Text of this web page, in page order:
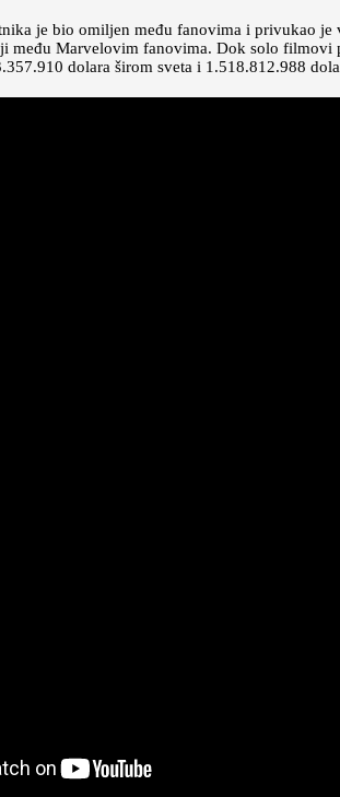
je bio omiljen među fanovima i privukao
među Marvelovim fanovima. Dok solo
dolara širom sveta i 1.518.812.988